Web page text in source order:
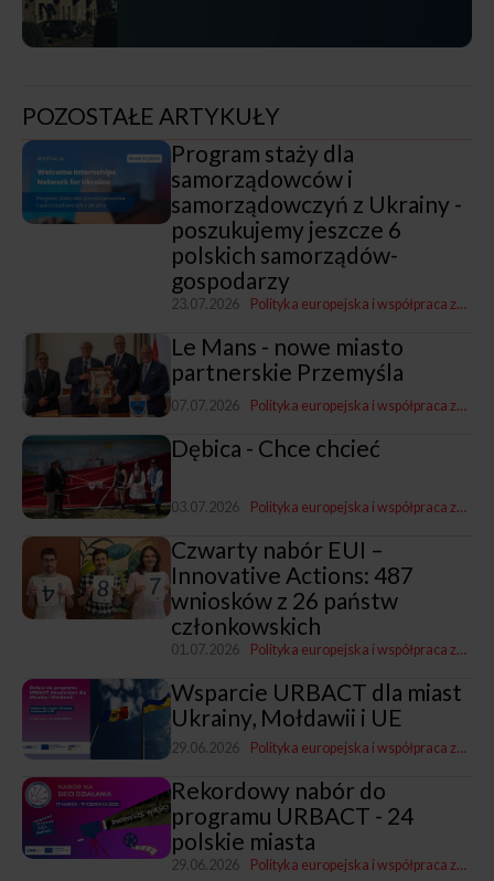
POZOSTAŁE ARTYKUŁY
Program staży dla
samorządowców i
samorządowczyń z Ukrainy -
poszukujemy jeszcze 6
polskich samorządów-
gospodarzy
23.07.2026 Polityka europejska i współpraca zagraniczna
Le Mans - nowe miasto
partnerskie Przemyśla
07.07.2026 Polityka europejska i współpraca zagraniczna
Dębica - Chce chcieć
03.07.2026 Polityka europejska i współpraca zagraniczna
Czwarty nabór EUI –
Innovative Actions: 487
wniosków z 26 państw
członkowskich
01.07.2026 Polityka europejska i współpraca zagraniczna
Wsparcie URBACT dla miast
Ukrainy, Mołdawii i UE
29.06.2026 Polityka europejska i współpraca zagraniczna
Rekordowy nabór do
programu URBACT - 24
polskie miasta
29.06.2026 Polityka europejska i współpraca zagraniczna